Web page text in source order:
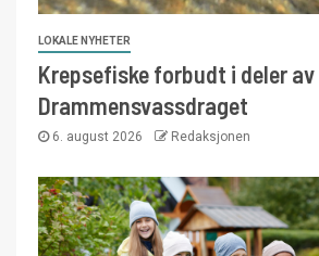
LOKALE NYHETER
Krepsefiske forbudt i deler av
Drammensvassdraget
6. august 2026 Redaksjonen